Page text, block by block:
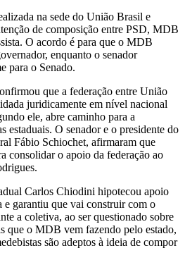
na sede do União Brasil e
de composição entre PSD, MDB
O acordo é para que o MDB
enquanto o senador
para o Senado.
que a federação entre União
juridicamente em nível nacional
ele, abre caminho para a
estaduais. O senador e o presidente do
Fábio Schiochet, afirmaram que
consolidar o apoio da federação ao
Carlos Chiodini hipotecou apoio
e garantiu que vai construir com o
a coletiva, ao ser questionado sobre
que o MDB vem fazendo pelo estado,
são adeptos à ideia de compor